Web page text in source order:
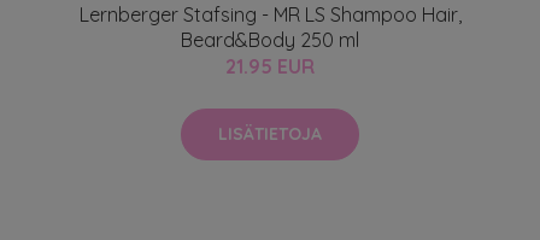
Lernberger Stafsing - MR LS Shampoo Hair,
Beard&Body 250 ml
21.95 EUR
LISÄTIETOJA